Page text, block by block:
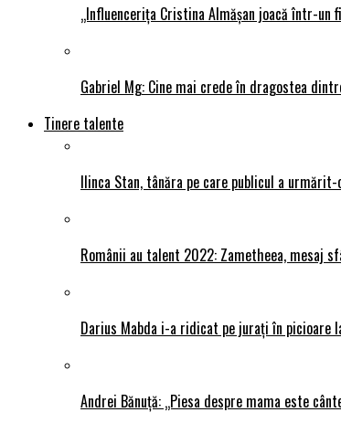
„Influencerița Cristina Almășan joacă într-
Gabriel Mg: Cine mai crede în dragostea
Tinere talente
Ilinca Stan, tânăra pe care publicul a urmărit-
Românii au talent 2022: Zametheea, mesaj
Darius Mabda i-a ridicat pe jurați în picioare
Andrei Bănuță: „Piesa despre mama este